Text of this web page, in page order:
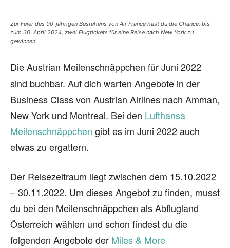
Zur Feier des 90-jährigen Bestehens von Air France hast du die Chance, bis
zum 30. April 2024, zwei Flugtickets für eine Reise nach New York zu
gewinnen.
Die Austrian Meilenschnäppchen für Juni 2022
sind buchbar. Auf dich warten Angebote in der
Business Class von Austrian Airlines nach Amman,
New York und Montreal. Bei den Lufthansa
Meilenschnäppchen gibt es im Juni 2022 auch
etwas zu ergattern.
Der Reisezeitraum liegt zwischen dem 15.10.2022
– 30.11.2022. Um dieses Angebot zu finden, musst
du bei den Meilenschnäppchen als Abflugland
Österreich wählen und schon findest du die
folgenden Angebote der Miles & More